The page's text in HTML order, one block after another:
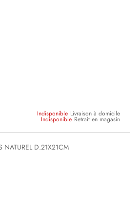
Indisponible Livraison à domicile
Indisponible Retrait en magasin